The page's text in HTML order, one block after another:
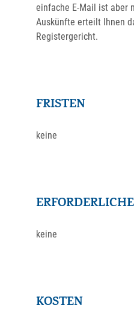
einfache E-Mail ist aber
Auskünfte erteilt Ihnen
Registergericht.
FRISTEN
keine
keine
KOSTEN